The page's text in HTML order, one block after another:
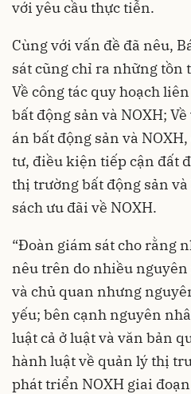
với yêu cầu thực tiễn.
Cùng với vấn đề đã nêu,
sát cũng chỉ ra những tồn
Về công tác quy hoạch
bất động sản và NOXH;
án bất động sản và
tư, điều kiện tiếp cận đất
thị trường bất động sản và
sách ưu đãi về NOXH.
“Đoàn giám sát cho rằng
nêu trên do nhiều
và chủ quan nhưng
yếu; bên cạnh nguyên
luật cả ở luật và văn bản
hành luật về quản lý thị
phát triển NOXH giai